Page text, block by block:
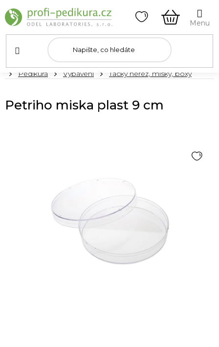
na
obsah
NÁKUPNÍ
KOŠÍK
DomůPedikúra Vybavení Tácky nerez, misky, boxy
Petriho miska plast 9 cm